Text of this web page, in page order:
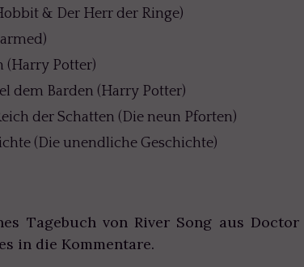
& Der Herr der Ringe)
(Harry Potter)
dem Barden (Harry Potter)
der Schatten (Die neun Pforten)
(Die unendliche Geschichte)
Tagebuch von River Song aus
in die Kommentare.